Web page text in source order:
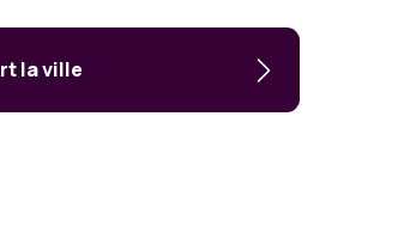
la ville